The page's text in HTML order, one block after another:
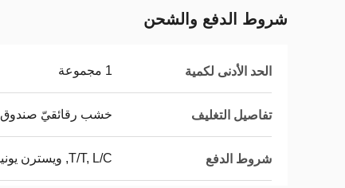
شروط الدفع والشحن
الحد الأدنى لكمية 1 مجموعة
تفاصيل التغليف خشب رقائقيّ صندوق
شروط الدفع T/T, L/C, ويسترن يونيون